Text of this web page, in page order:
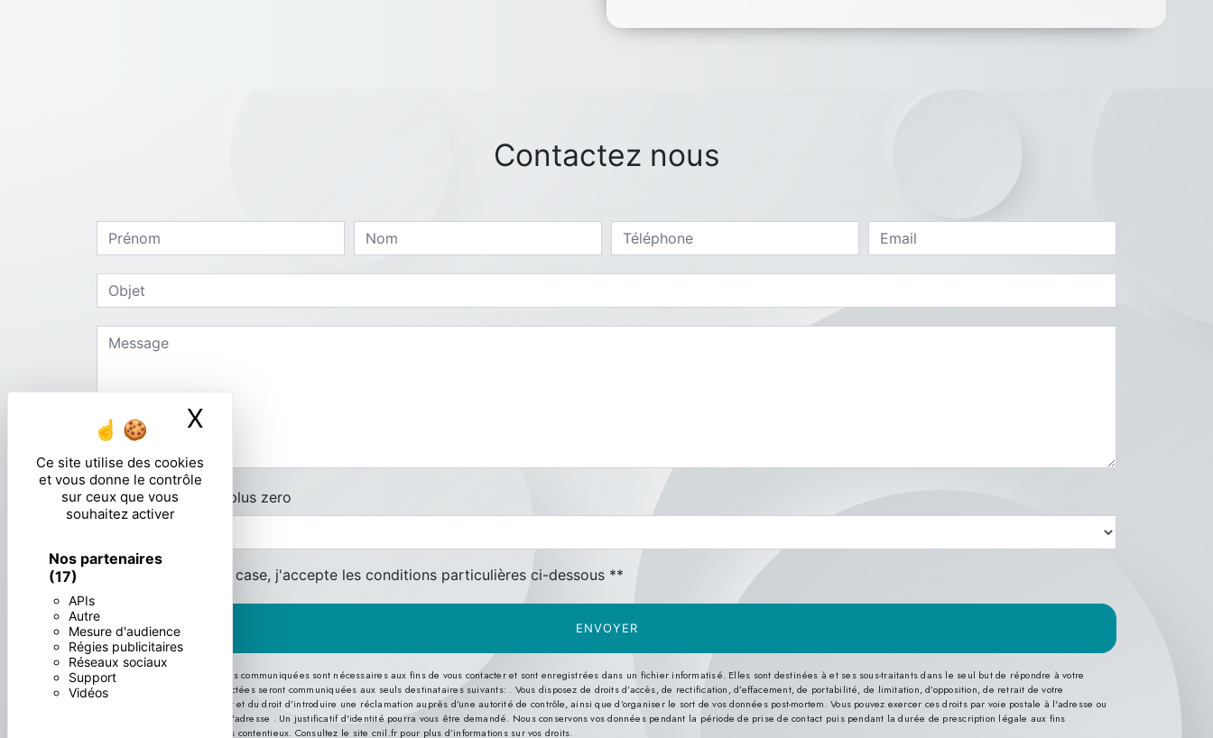
Ce site utilise des cookies
et vous donne le contrôle
sur ceux que vous
souhaitez activer
Nos partenaires
(17)
APIs
Autre
Mesure d'audience
Régies publicitaires
Réseaux sociaux
Support
Vidéos
X
Contactez nous
Combien font cinq plus zero
En cochant cette case, j'accepte les conditions particulières ci-dessous **
ENVOYER
** Les données personnelles communiquées sont nécessaires aux fins de vous contacter et sont enregistrées dans un fichier informatisé. Elles sont destinées à et ses sous-traitants dans le seul but de répondre à votre
message. Les données collectées seront communiquées aux seuls destinataires suivants: . Vous disposez de droits d’accès, de rectification, d’effacement, de portabilité, de limitation, d’opposition, de retrait de votre
consentement à tout moment et du droit d’introduire une réclamation auprès d’une autorité de contrôle, ainsi que d’organiser le sort de vos données post-mortem. Vous pouvez exercer ces droits par voie postale à l'adresse ou
par courrier électronique à l'adresse . Un justificatif d'identité pourra vous être demandé. Nous conservons vos données pendant la période de prise de contact puis pendant la durée de prescription légale aux fins
probatoires et de gestion des contentieux. Consultez le site cnil.fr pour plus d’informations sur vos droits.